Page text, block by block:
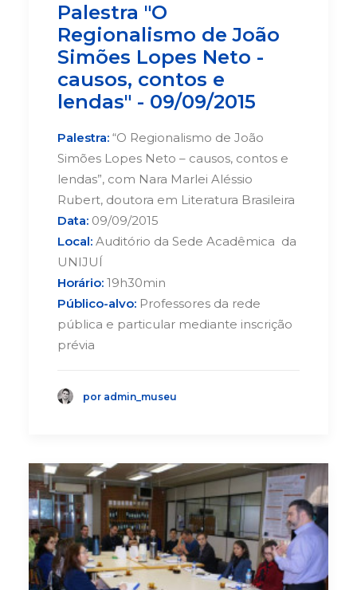
Palestra "O
Regionalismo de João
Simões Lopes Neto -
causos, contos e
lendas" - 09/09/2015
Palestra: “O Regionalismo de João
Simões Lopes Neto – causos, contos e
lendas”, com Nara Marlei Aléssio
Rubert, doutora em Literatura Brasileira
Data: 09/09/2015
Local: Auditório da Sede Acadêmica da
UNIJUÍ
Horário: 19h30min
Público-alvo: Professores da rede
pública e particular mediante inscrição
prévia
por admin_museu